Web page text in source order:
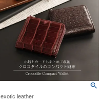
exotic leather